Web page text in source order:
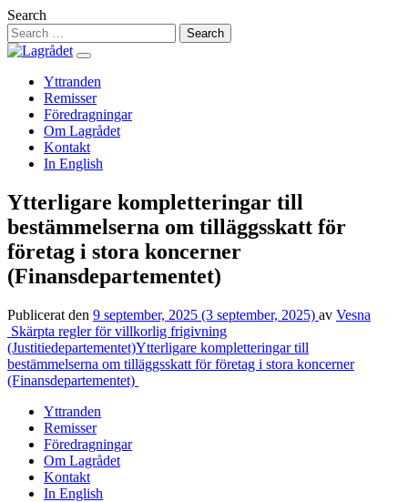
Hoppa
till
innehåll
Search
Yttranden
Remisser
Föredragningar
Om Lagrådet
Kontakt
In English
Ytterligare kompletteringar till
bestämmelserna om tilläggsskatt för
företag i stora koncerner
(Finansdepartementet)
Publicerat den 9 september, 2025 (3 september, 2025) av Vesna
Inläggsnavigering
Skärpta regler för villkorlig frigivning
(Justitiedepartementet)Ytterligare kompletteringar till
bestämmelserna om tilläggsskatt för företag i stora koncerner
(Finansdepartementet)
Yttranden
Remisser
Föredragningar
Om Lagrådet
Kontakt
In English